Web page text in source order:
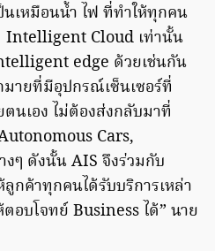
นเหมือนน้ำ ไฟ ที่ทำให้ทุกคน
Intelligent Cloud เท่านั้น
edge ด้วยเช่นกัน
ายที่มีอุปกรณ์เซ็นเซอร์ที่
นเอง ไม่ต้องส่งกลับมาที่
Cars,
ๆ ดังนั้น AIS จึงร่วมกับ
กค้าทุกคนได้รับบริการเหล่า
อบโจทย์ Business ได้” นาย